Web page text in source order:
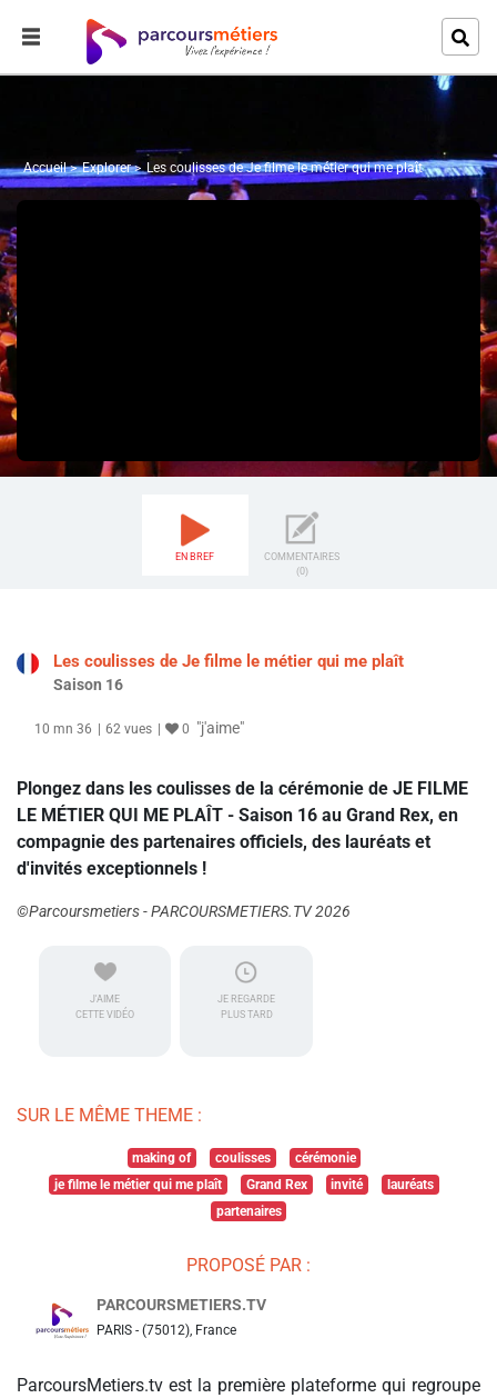
Accueil Explorer Les coulisses de Je filme le métier qui me plaît
EN BREF
COMMENTAIRES
(0)
Les coulisses de Je filme le métier qui me plaît
Saison 16
10 mn 36 62 vues 0 "j'aime"
Plongez dans les coulisses de la cérémonie de JE FILME
LE MÉTIER QUI ME PLAÎT - Saison 16 au Grand Rex, en
compagnie des partenaires officiels, des lauréats et
d'invités exceptionnels !
©Parcoursmetiers - PARCOURSMETIERS.TV 2026
J'AIME
CETTE VIDÉO
JE REGARDE
PLUS TARD
SUR LE MÊME THEME :
making of coulisses
cérémonie
je filme le métier qui me plaît
Grand Rex invité
lauréats
partenaires
PROPOSÉ PAR :
PARCOURSMETIERS.TV
PARIS - (75012), France
ParcoursMetiers.tv est la première plateforme qui regroupe